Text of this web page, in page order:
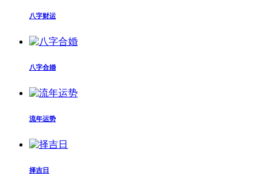
八字财运
八字合婚
流年运势
择吉日